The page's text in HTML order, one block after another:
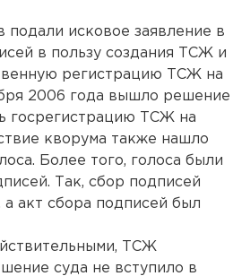
исковое заявление в
в пользу создания ТСЖ и
регистрацию ТСЖ на
2006 года вышло решение
госрегистрацию ТСЖ на
кворума также нашло
Более того, голоса были
Так, сбор подписей
акт сбора подписей был
ТСЖ
суда не вступило в